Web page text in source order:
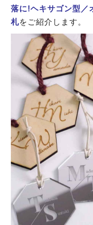
落に!ヘキサゴン型／
札をご紹介します。